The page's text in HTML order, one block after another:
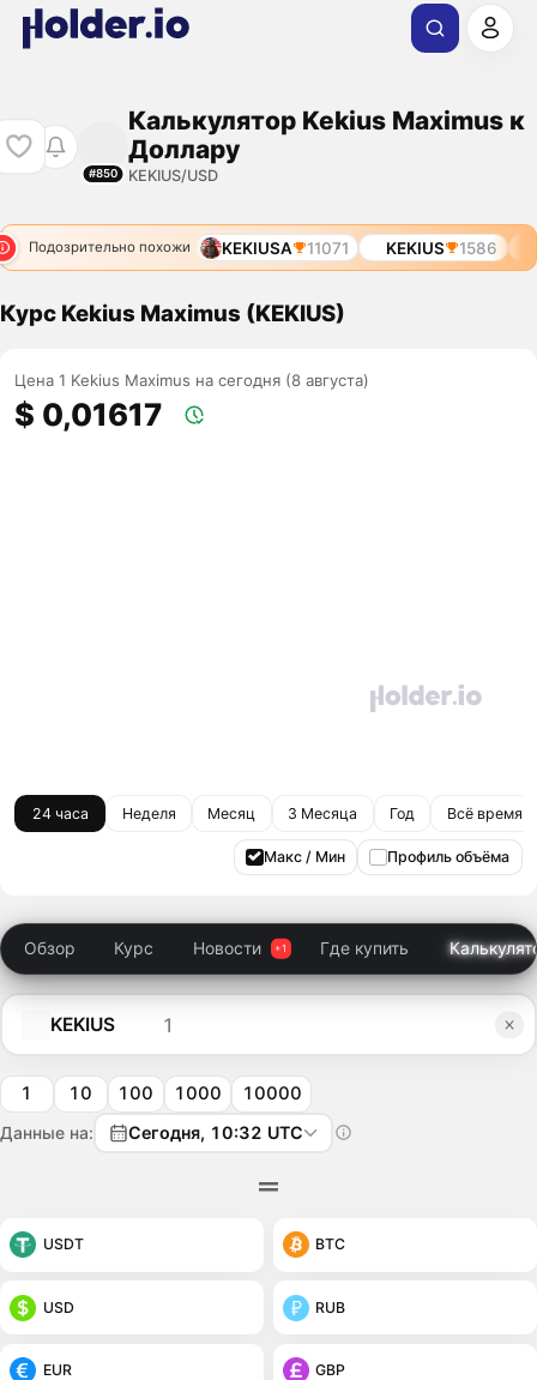
#850
Калькулятор Kekius Maximus к
Доллару
KEKIUS/USD
Подозрительно похожи
KEKIUS 9962 KEKIUSA 11071 KEKIUS 1586
Курс Kekius Maximus (KEKIUS)
Цена 1 Kekius Maximus на сегодня (8 августа)
$ 0,01617
24 часа Неделя Месяц 3 Месяца Год Всё время
Макс / Мин Профиль объёма
Обзор Курс Новости Где купить
KEKIUS
1 10 100 1000 10000
Данные на: Сегодня, 10:32 UTC
USDT BTC
USD RUB
EUR GBP